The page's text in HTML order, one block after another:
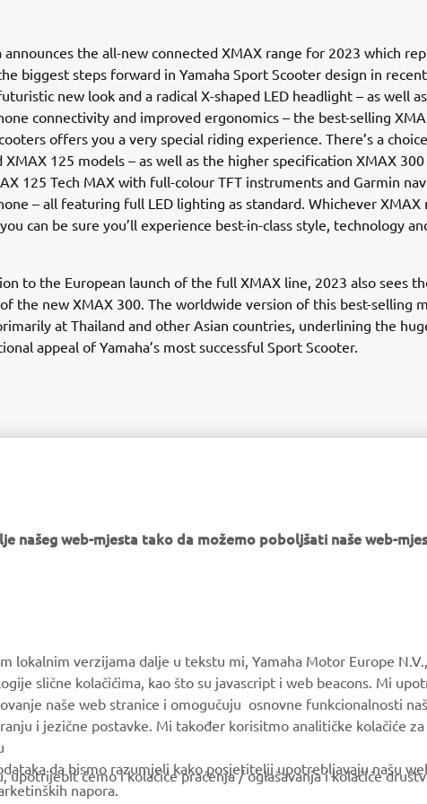
announces the all-new connected XMAX range for 2023 which
biggest steps forward in Yamaha Sport Scooter design in
new look and a radical X-shaped LED headlight – as well as
connectivity and improved ergonomics – the best-selling
offers you a very special riding experience. There’s a
XMAX 125 models – as well as the higher specification XMAX 300
125 Tech MAX with full-colour TFT instruments and Garmin
– all featuring full LED lighting as standard. Whichever XMAX
can be sure you’ll experience best-in-class style, technology
to the European launch of the full XMAX line, 2023 also sees
the new XMAX 300. The worldwide version of this best-selling
at Thailand and other Asian countries, underlining the
appeal of Yamaha’s most successful Sport Scooter.
MyYamaha
Yamaha Motor Global
Parts Catalogue
našeg web-mjesta tako da možemo poboljšati naše web-
lokalnim verzijama dalje u tekstu mi, Yamaha Motor Europe
slične kolačićima, kao što su javascript i web beacons. Mi
naše web stranice i omogučuju osnovne funkcionalnosti
i jezične postavke. Mi također korisitmo analitičke kolačiće
da bismo razumjeli kako posjetitelji upotrebljavaju našu
napora.
ćemo i kolačiće praćenja / oglašavanja i kolačiće